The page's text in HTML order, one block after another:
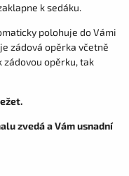
k sedáku.
polohuje do Vámi
zádová opěrka včetně
zádovou opěrku, tak
zvedá a Vám usnadní